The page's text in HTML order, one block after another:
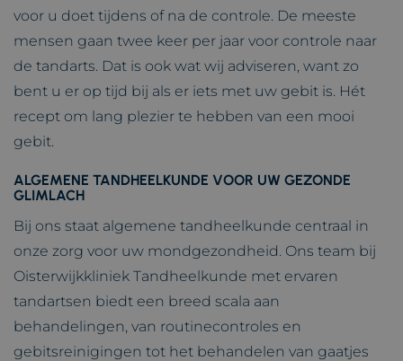
voor u doet tijdens of na de controle. De meeste
mensen gaan twee keer per jaar voor controle naar
de tandarts. Dat is ook wat wij adviseren, want zo
bent u er op tijd bij als er iets met uw gebit is. Hét
recept om lang plezier te hebben van een mooi
gebit.
ALGEMENE TANDHEELKUNDE VOOR UW GEZONDE
GLIMLACH
Bij ons staat algemene tandheelkunde centraal in
onze zorg voor uw mondgezondheid. Ons team bij
Oisterwijkkliniek Tandheelkunde met ervaren
tandartsen biedt een breed scala aan
behandelingen, van routinecontroles en
gebitsreinigingen tot het behandelen van gaatjes